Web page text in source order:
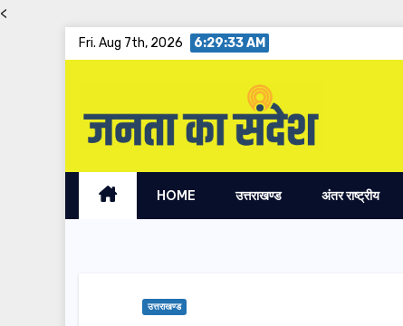
<
Fri. Aug 7th, 2026 6:29:34 AM
HOME उत्तराखण्ड अंतर राष्ट्रीय
उत्तराखण्ड